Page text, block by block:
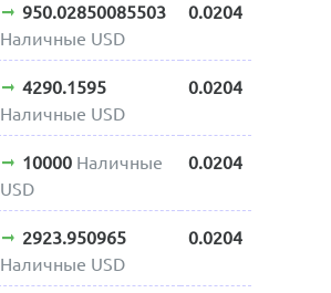
950.02850085503
Наличные USD
0.0204
4290.1595
Наличные USD
0.0204
10000 Наличные
USD
0.0204
2923.950965
Наличные USD
0.0204